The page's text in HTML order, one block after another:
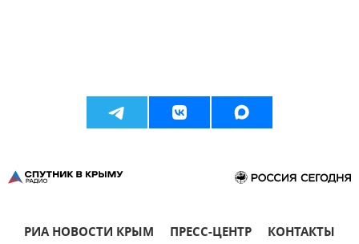
РИА НОВОСТИ КРЫМ ПРЕСС-ЦЕНТР КОНТАКТЫ